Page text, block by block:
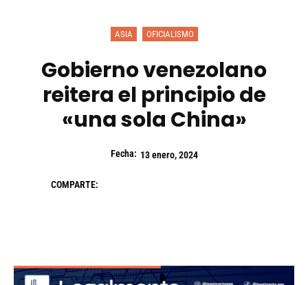
ASIA OFICIALISMO
Gobierno venezolano
reitera el principio de
«una sola China»
Fecha: 13 enero, 2024
COMPARTE: